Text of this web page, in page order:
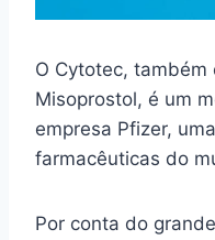
O Cytotec, também
Misoprostol, é um
empresa Pfizer,
farmacêuticas do
Por conta do